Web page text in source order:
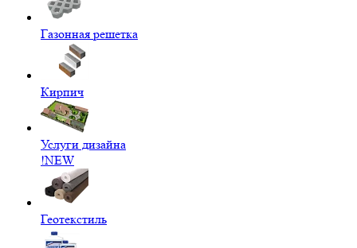
Газонная решетка
Кирпич
Услуги дизайна
!NEW
Геотекстиль